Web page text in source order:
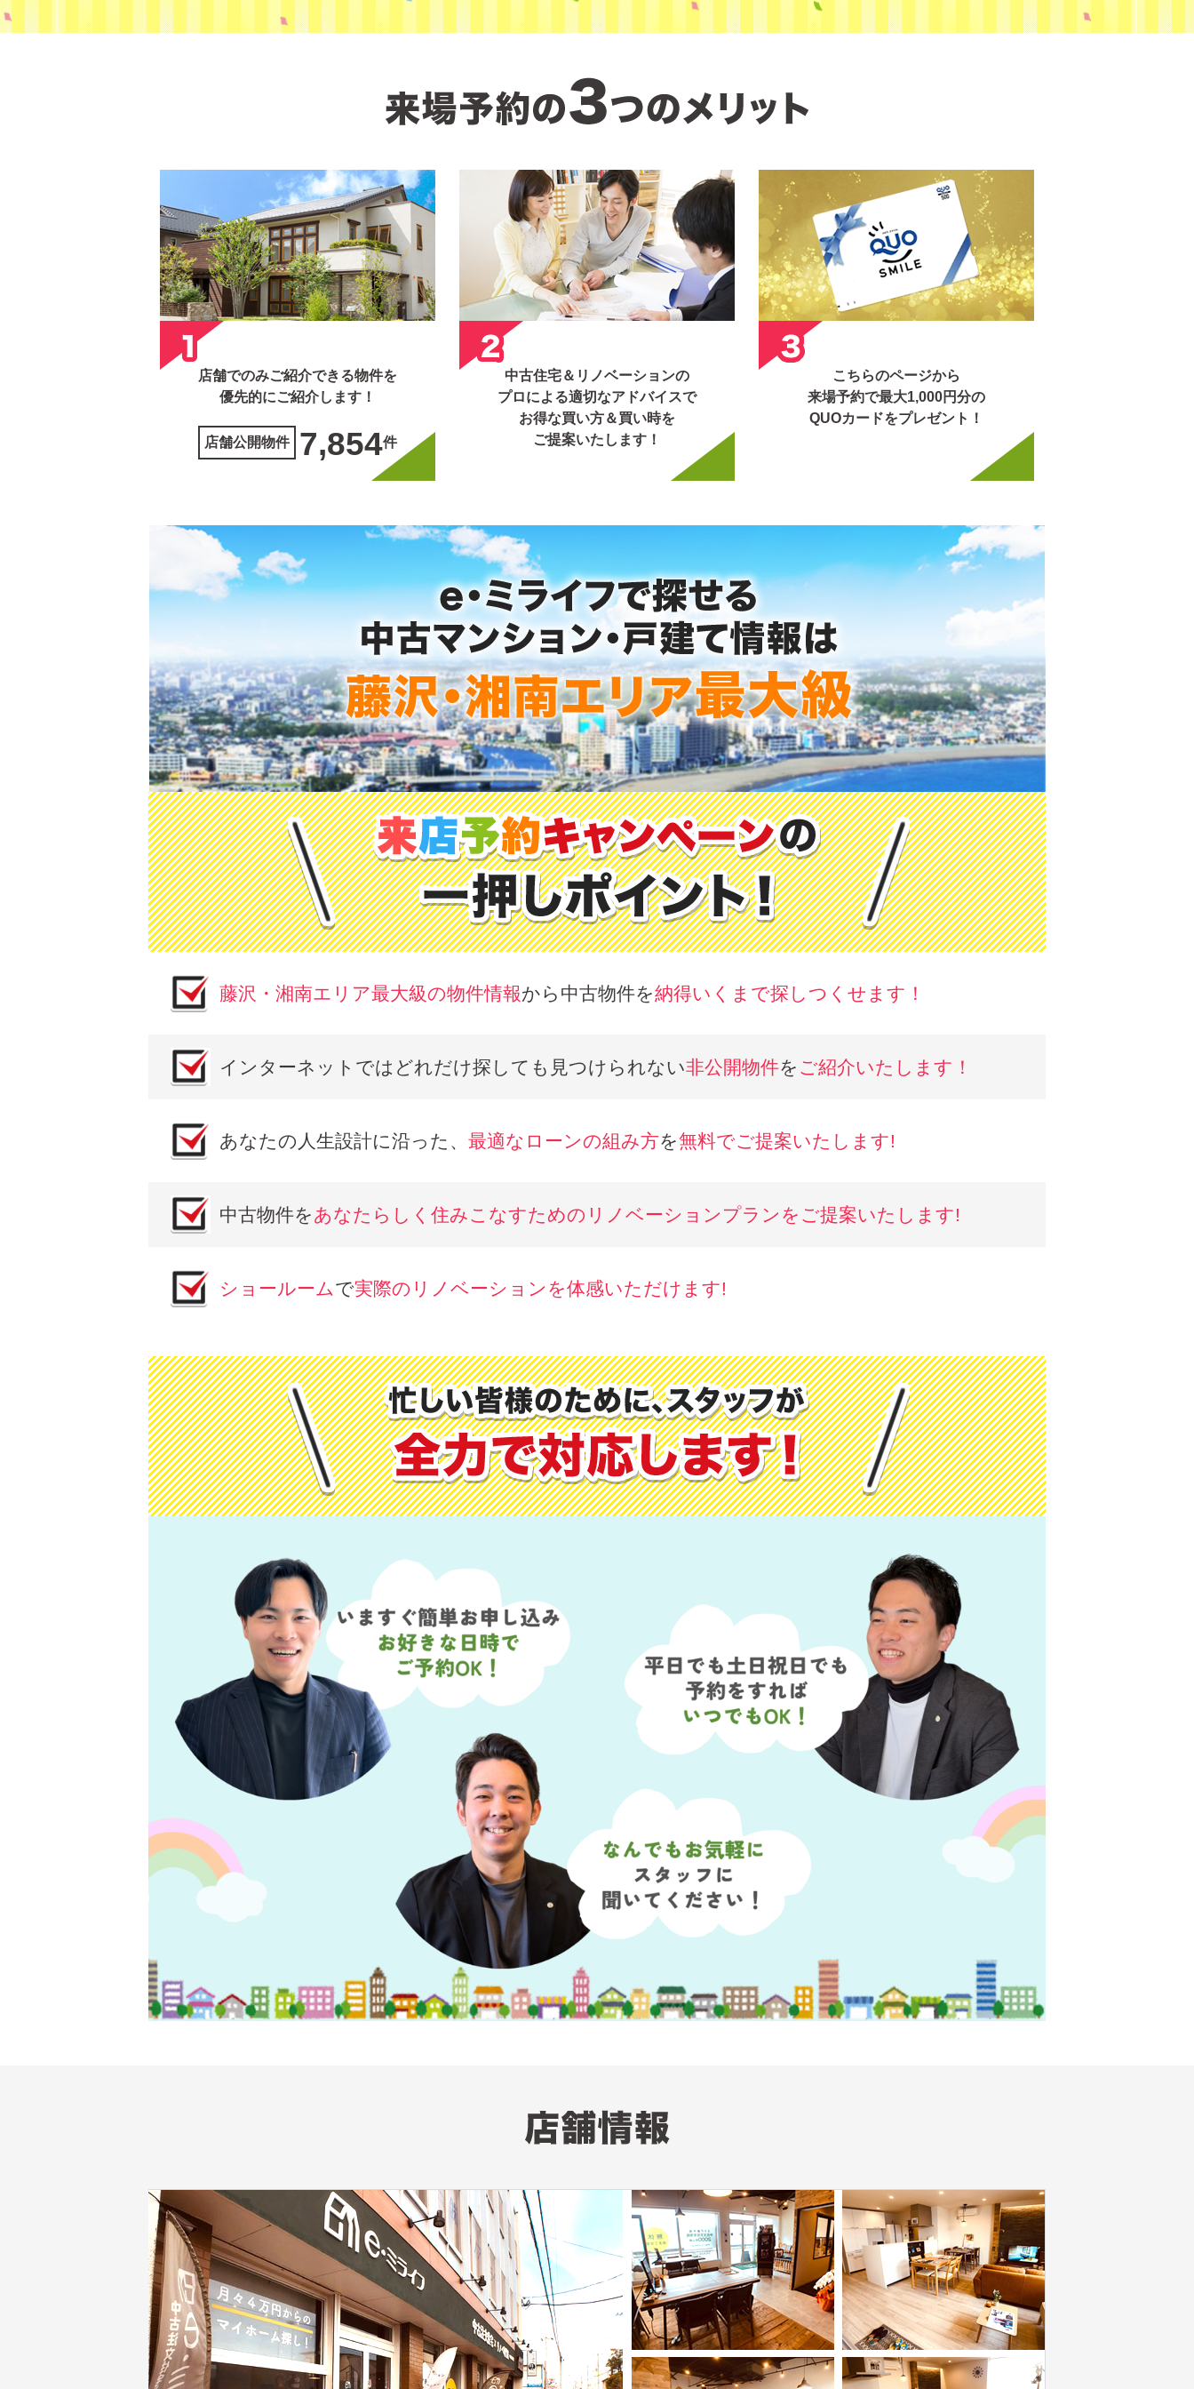
店舗でのみご紹介できる物件を
優先的にご紹介します！
店舗公開物件 7,854件
中古住宅＆リノベーションの
プロによる適切なアドバイスで
お得な買い方＆買い時を
ご提案いたします！
こちらのページから
来場予約で最大1,000円分の
QUOカードをプレゼント！
藤沢・湘南エリア最大級の物件情報から中古物件を納得いくまで探しつくせます！
インターネットではどれだけ探しても見つけられない非公開物件を ご紹介いたします！
あなたの人生設計に沿った、 最適なローンの組み方を無料でご提案いたします!
中古物件をあなたらしく住みこなすためのリノベーションプランをご提案いたします!
ショールームで実際のリノベーションを体感いただけます!